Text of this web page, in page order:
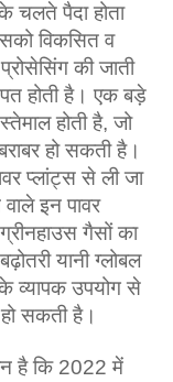
चलते पैदा होता
विकसित व
की जाती
होती है। एक बड़े
होती है, जो
हो सकती है।
प्‍लांट्स से ली जा
इन पावर
गैसों का
यानी ग्‍लोबल
व्यापक उपयोग से
सकती है।
है कि 2022 में